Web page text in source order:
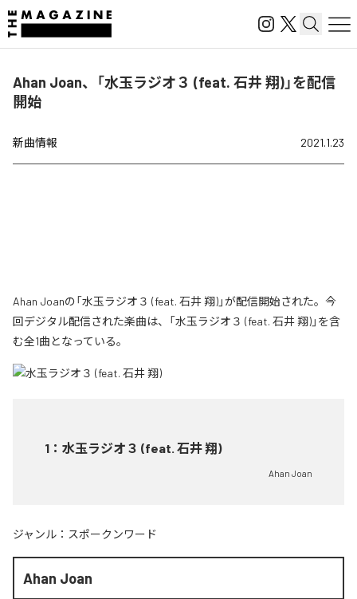
Ahan Joan、「水玉ラジオ３ (feat. 石井 翔)」を配信
開始
新曲情報 2021.1.23
Ahan Joanの「水玉ラジオ３ (feat. 石井 翔)」が配信開始された。今
回デジタル配信された楽曲は、「水玉ラジオ３ (feat. 石井 翔)」を含
む全1曲となっている。
1 ： 水玉ラジオ３ (feat. 石井 翔)
Ahan Joan
ジャンル： スポークンワード
Ahan Joan